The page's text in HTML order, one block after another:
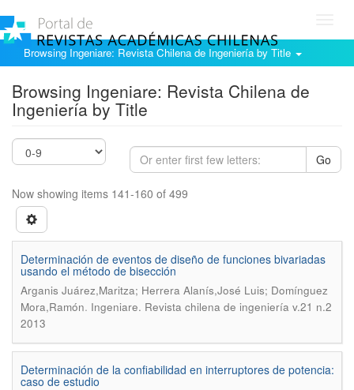
Browsing Ingeniare: Revista Chilena de Ingeniería by Title
Browsing Ingeniare: Revista Chilena de
Ingeniería by Title
Go
Now showing items 141-160 of 499
Determinación de eventos de diseño de funciones bivariadas
usando el método de bisección
Arganis Juárez,Maritza; Herrera Alanís,José Luis; Domínguez
Mora,Ramón. Ingeniare. Revista chilena de ingeniería v.21 n.2
2013
Determinación de la confiabilidad en interruptores de potencia:
caso de estudio